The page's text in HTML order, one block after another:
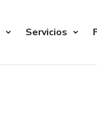
Servicios